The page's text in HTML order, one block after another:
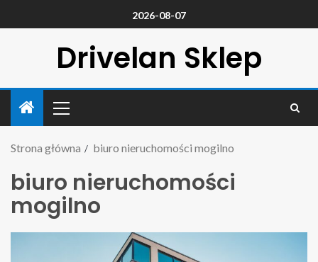
2026-08-07
Drivelan Sklep
Strona główna biuro nieruchomości mogilno
biuro nieruchomości
mogilno